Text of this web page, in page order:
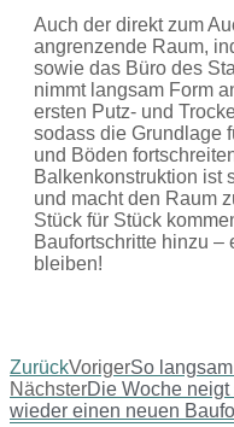
Auch der direkt zum
angrenzende Raum,
sowie das Büro des
nimmt langsam Form
ersten Putz- und
sodass die Grundlage
und Böden
Balkenkonstruktion ist
und macht den Raum
Stück für Stück
Baufortschritte hinzu –
bleiben!
ZurückVorigerSo
NächsterDie Woche
wieder einen neuen